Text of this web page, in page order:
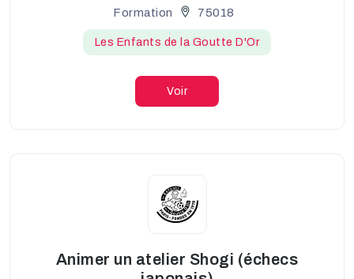
Formation
75018
Les Enfants de la Goutte D'Or
Voir
Animer un atelier Shogi (échecs